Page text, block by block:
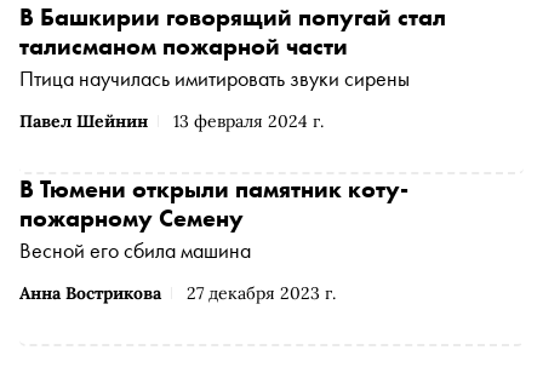
Павел Шейнин 13 февраля 2024 г.
В Башкирии говорящий попугай стал
талисманом пожарной части
Птица научилась имитировать звуки сирены
Анна Вострикова 27 декабря 2023 г.
В Тюмени открыли памятник коту-
пожарному Семену
Весной его сбила машина